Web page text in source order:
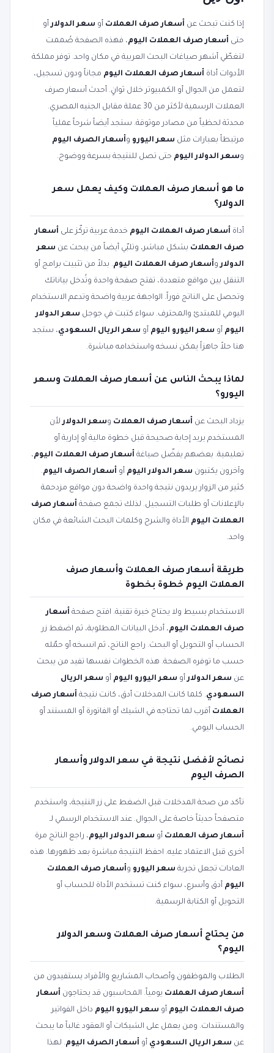
إذا كنت تبحث عن أسعار صرف العملات أو سعر الدولارأو
حتى أسعار صرف العملات اليوم، فهذه الصفحة صُممت
لتغطّي أشهر صياغات البحث العربية في مكان واحد. توفر مملكة
الأدوات أداة أسعار صرف العملات اليوم مجاناً ودون تسجيل،
لتعمل من الجوال أو الكمبيوتر خلال ثوانٍ. أحدث أسعار صرف
العملات الرسمية لأكثر من 30 عملة مقابل الجنيه المصري.
محدثة لحظياً من مصادر موثوقة. ستجد أيضاً شرحاً عملياً
مرتبطاً بعبارات مثل سعر اليورو وأسعار الصرف اليوم
وسعر الدولار اليوم حتى تصل للنتيجة بسرعة ووضوح.
ما هو أسعار صرف العملات وكيف يعمل سعر
الدولار؟
أداة أسعار صرف العملات اليوم خدمة عربية تركّز على أسعار
صرف العملات بشكل مباشر، وتلبّي أيضاً من يبحث عن سعر
الدولاروأسعار صرف العملات اليوم. بدلاً من تثبيت برامج أو
التنقل بين مواقع متعددة، تفتح صفحة واحدة وتُدخل بياناتك
وتحصل على الناتج فوراً. الواجهة عربية واضحة وتدعم الاستخدام
اليومي للمبتدئ والمحترف. سواء كتبت في جوجل سعر الدولار
اليوم أو سعر اليورو اليوم أو سعر الريال السعودي، ستجد
هنا حلاً جاهزاً يمكن نسخه واستخدامه مباشرة.
لماذا يبحث الناس عن أسعار صرف العملات وسعر
اليورو؟
يزداد البحث عن أسعار صرف العملات وسعر الدولارلأن
المستخدم يريد إجابة صحيحة قبل خطوة مالية أو إدارية أو
تعليمية. بعضهم يفضّل صياغة أسعار صرف العملات اليوم،
وآخرون يكتبون سعر الدولار اليوم أو أسعار الصرف اليوم.
كثير من الزوار يريدون نتيجة واحدة واضحة دون مواقع مزدحمة
بالإعلانات أو طلبات التسجيل. لذلك تجمع صفحة أسعار صرف
العملات اليوم الأداة والشرح وكلمات البحث الشائعة في مكان
واحد.
طريقة أسعار صرف العملات وأسعار صرف
العملات اليوم خطوة بخطوة
الاستخدام بسيط ولا يحتاج خبرة تقنية. افتح صفحة أسعار
صرف العملات اليوم، أدخل البيانات المطلوبة، ثم اضغط زر
الحساب أو التحويل أو البحث. راجع الناتج، ثم انسخه أو حمّله
حسب ما توفره الصفحة. هذه الخطوات نفسها تفيد من يبحث
عن سعر الدولارأو سعر اليورو اليوم أو سعر الريال
السعودي. كلما كانت المدخلات أدق، كانت نتيجة أسعار صرف
العملات أقرب لما تحتاجه في الشيك أو الفاتورة أو المستند أو
الحساب اليومي.
نصائح لأفضل نتيجة في سعر الدولار وأسعار
الصرف اليوم
تأكد من صحة المدخلات قبل الضغط على زر النتيجة، واستخدم
متصفحاً حديثاً خاصة على الجوال. عند الاستخدام الرسمي لـ
أسعار صرف العملات أو سعر الدولار اليوم، راجع الناتج مرة
أخرى قبل الاعتماد عليه. احفظ النتيجة مباشرة بعد ظهورها. هذه
العادات تجعل تجربة سعر اليورو وأسعار صرف العملات
اليوم أدق وأسرع، سواء كنت تستخدم الأداة للحساب أو
التحويل أو الكتابة الرسمية.
من يحتاج أسعار صرف العملات وسعر الدولار
اليوم؟
الطلاب والموظفون وأصحاب المشاريع والأفراد يستفيدون من
أسعار صرف العملات يومياً. المحاسبون قد يحتاجون أسعار
صرف العملات اليوم أو سعر اليورو اليوم داخل الفواتير
والمستندات. ومن يعمل على الشيكات أو العقود غالباً ما يبحث
عن سعر الريال السعودي أو أسعار الصرف اليوم. لهذا